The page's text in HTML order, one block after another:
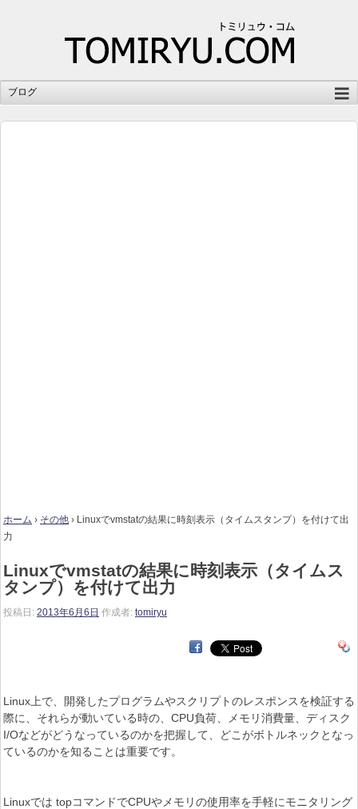
ホーム › その他 › Linuxでvmstatの結果に時刻表示（タイムスタンプ）を付けて出
力
Linuxでvmstatの結果に時刻表示（タイムス
タンプ）を付けて出力
投稿日: 2013年6月6日 作成者: tomiryu
Linux上で、開発したプログラムやスクリプトのレスポンスを検証する
際に、それらが動いている時の、CPU負荷、メモリ消費量、ディスク
I/Oなどがどうなっているのかを把握して、どこがボトルネックとなっ
ているのかを知ることは重要です。
Linuxでは topコマンドでCPUやメモリの使用率を手軽にモニタリング